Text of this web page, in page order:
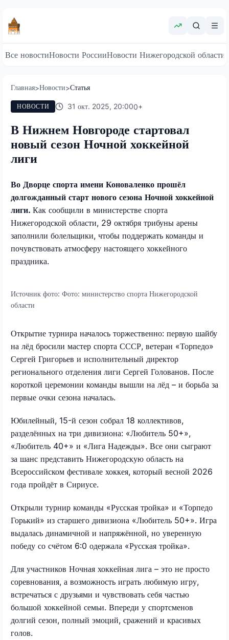
Все новостиНовости РоссииНовости Нижегородской области
Главная>Новости>Статья
НОВОСТИ 31 окт. 2025, 20:000+
В Нижнем Новгороде стартовал
новый сезон Ночной хоккейной
лиги
Во Дворце спорта имени Коноваленко прошёл
долгожданный старт нового сезона Ночной хоккейной
лиги. Как сообщили в министерстве спорта
Нижегородской области, 29 октября трибуны арены
заполнили болельщики, чтобы поддержать команды и
почувствовать атмосферу настоящего хоккейного
праздника.
Источник фото: Фото: министерство спорта Нижегородской
области
Открытие турнира началось торжественно: первую шайбу
на лёд бросили мастер спорта СССР, ветеран «Торпедо»
Сергей Григорьев и исполнительный директор
регионального отделения лиги Сергей Голованов. После
короткой церемонии команды вышли на лёд – и борьба за
первые очки сезона началась.
Юбилейный, 15-й сезон собрал 18 коллективов,
разделённых на три дивизиона: «Любитель 50+»,
«Любитель 40+» и «Лига Надежды». Все они сыграют
за шанс представить Нижегородскую область на
Всероссийском фестивале хоккея, который весной 2026
года пройдёт в Сириусе.
Открыли турнир команды «Русская тройка» и «Торпедо
Горький» из старшего дивизиона «Любитель 50+». Игра
выдалась динамичной и напряжённой, но уверенную
победу со счётом 6:0 одержала «Русская тройка».
Для участников Ночная хоккейная лига – это не просто
соревнования, а возможность играть любимую игру,
встречаться с друзьями и чувствовать себя частью
большой хоккейной семьи. Впереди у спортсменов
долгий сезон, полный эмоций, сражений и красивых
голов.